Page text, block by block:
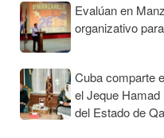
Evalúan en
organizativo
Cuba comparte
el Jeque Hamad
del Estado de